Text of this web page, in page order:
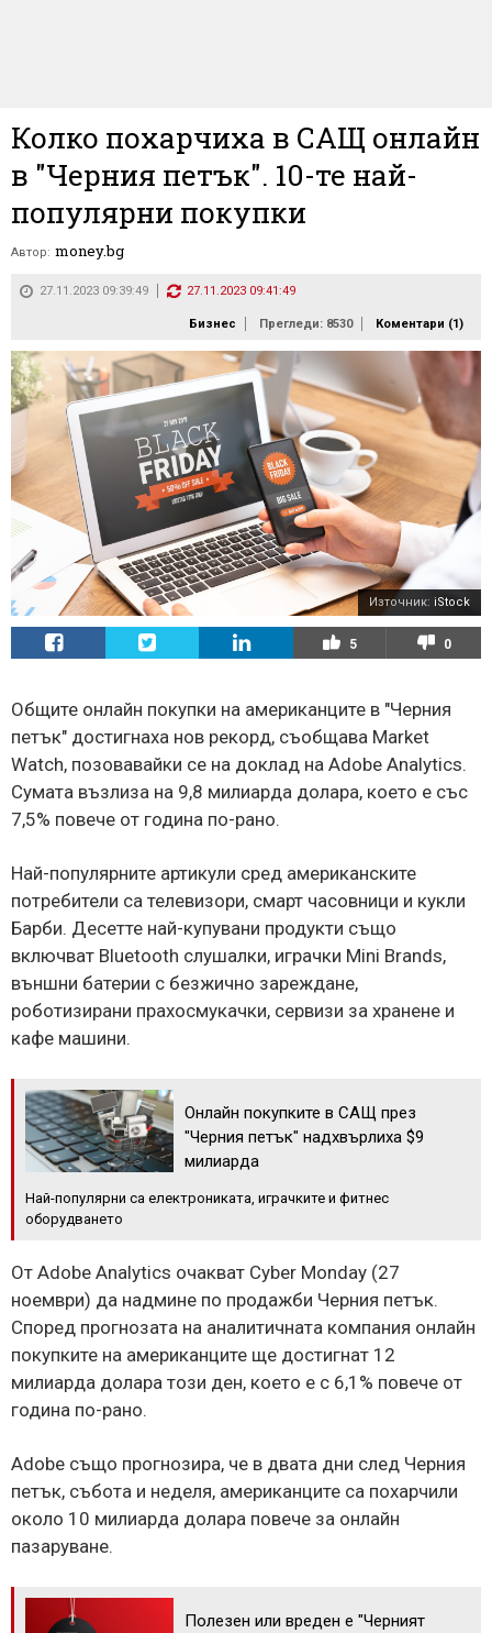
Колко похарчиха в САЩ онлайн
в "Черния петък". 10-те най-
популярни покупки
Автор: money.bg
27.11.2023 09:39:49 27.11.2023 09:41:49
Бизнес Прегледи: 8530 Коментари (1)
Източник: iStock
5 0
Общите онлайн покупки на американците в "Черния
петък" достигнаха нов рекорд, съобщава Market
Watch, позовавайки се на доклад на Adobe Analytics.
Сумата възлиза на 9,8 милиарда долара, което е със
7,5% повече от година по-рано.
Най-популярните артикули сред американските
потребители са телевизори, смарт часовници и кукли
Барби. Десетте най-купувани продукти също
включват Bluetooth слушалки, играчки Mini Brands,
външни батерии с безжично зареждане,
роботизирани прахосмукачки, сервизи за хранене и
кафе машини.
Онлайн покупките в САЩ през
"Черния петък" надхвърлиха $9
милиарда
Най-популярни са електрониката, играчките и фитнес
оборудването
От Adobe Analytics очакват Cyber ​​​​Monday (27
ноември) да надмине по продажби Черния петък.
Според прогнозата на аналитичната компания онлайн
покупките на американците ще достигнат 12
милиарда долара този ден, което е с 6,1% повече от
година по-рано.
Adobe също прогнозира, че в двата дни след Черния
петък, събота и неделя, американците са похарчили
около 10 милиарда долара повече за онлайн
пазаруване.
Полезен или вреден е "Черният